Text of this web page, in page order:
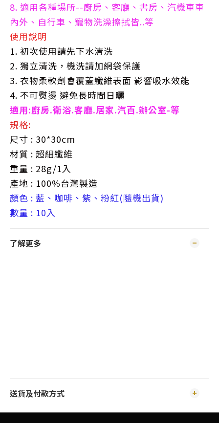
8. 適用各種場所--廚房、客廳、書房、汽機車車
內外、自行車、寵物洗澡擦拭皆..等
使用說明
1. 初次使用請先下水清洗
2. 獨立清洗，機洗請加網袋保護
3. 衣物柔軟劑會覆蓋纖維表面 影響吸水效能
4. 不可熨燙 避免長時間日曬
適用:廚房.衛浴.客廳.居家.汽百.辦公室-等
規格:
尺寸 : 30*30cm
材質 : 超細纖維
重量 : 28g/1入
產地 : 100%台灣製造
顏色 : 藍、咖啡、紫、粉紅(隨機出貨)
數量 : 10入
了解更多
送貨及付款方式